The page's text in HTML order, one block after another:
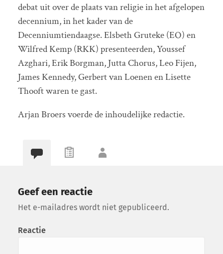
debat uit over de plaats van religie in het afgelopen
decennium, in het kader van de
Decenniumtiendaagse. Elsbeth Gruteke (EO) en
Wilfred Kemp (RKK) presenteerden, Youssef
Azghari, Erik Borgman, Jutta Chorus, Leo Fijen,
James Kennedy, Gerbert van Loenen en Lisette
Thooft waren te gast.
Arjan Broers voerde de inhoudelijke redactie.
Geef een reactie
Het e-mailadres wordt niet gepubliceerd.
Reactie